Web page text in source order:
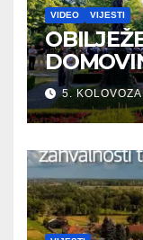
VIDEO VIJESTI
TE DAN
5.